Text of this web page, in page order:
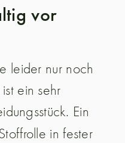
vor
leider nur noch
ein sehr
Ein
in fester